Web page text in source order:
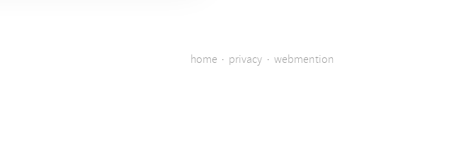
home · privacy · webmention